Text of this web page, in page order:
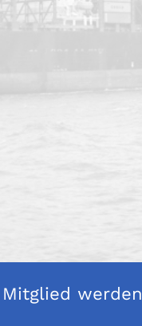
werden